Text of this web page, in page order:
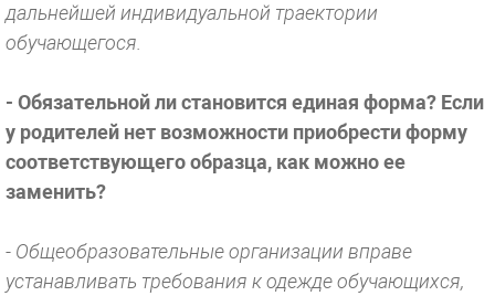
дальнейшей индивидуальной траектории
обучающегося.
- Обязательной ли становится единая форма? Если
у родителей нет возможности приобрести форму
соответствующего образца, как можно ее
заменить?
- Общеобразовательные организации вправе
устанавливать требования к одежде обучающихся,